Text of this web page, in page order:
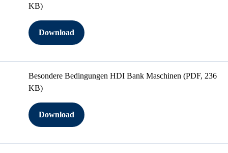
KB)
Download
Besondere Bedingungen HDI Bank Maschinen (PDF, 236
KB)
Download